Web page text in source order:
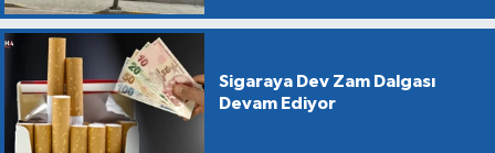
Sigaraya Dev Zam Dalgası
Devam Ediyor